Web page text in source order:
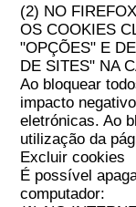
(2) NO
OS COOKIES
"OPÇÕES" E
DE SITES" NA
Ao bloquear
impacto
eletrónicas. Ao
utilização da
Excluir cookies
É possível
computador: